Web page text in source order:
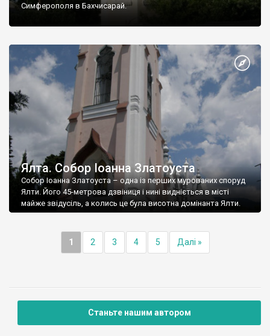
Симферополя в Бахчисарай.
Ялта. Собор Іоанна Златоуста
Собор Іоанна Златоуста – одна із перших мурованих споруд
Ялти. Його 45-метрова дзвіниця і нині видніється в місті
майже звідусіль, а колись це була висотна домінанта Ялти.
1 2 3 4 5 Далі »
Станьте нашим автором